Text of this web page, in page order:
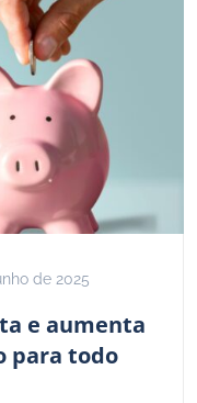
de 2025
e aumenta
para todo